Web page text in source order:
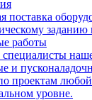
поставка
работы
и
проектам
уровне.